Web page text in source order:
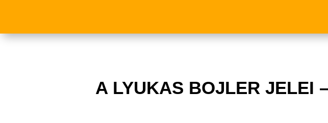
A LYUKAS BOJLER JELEI